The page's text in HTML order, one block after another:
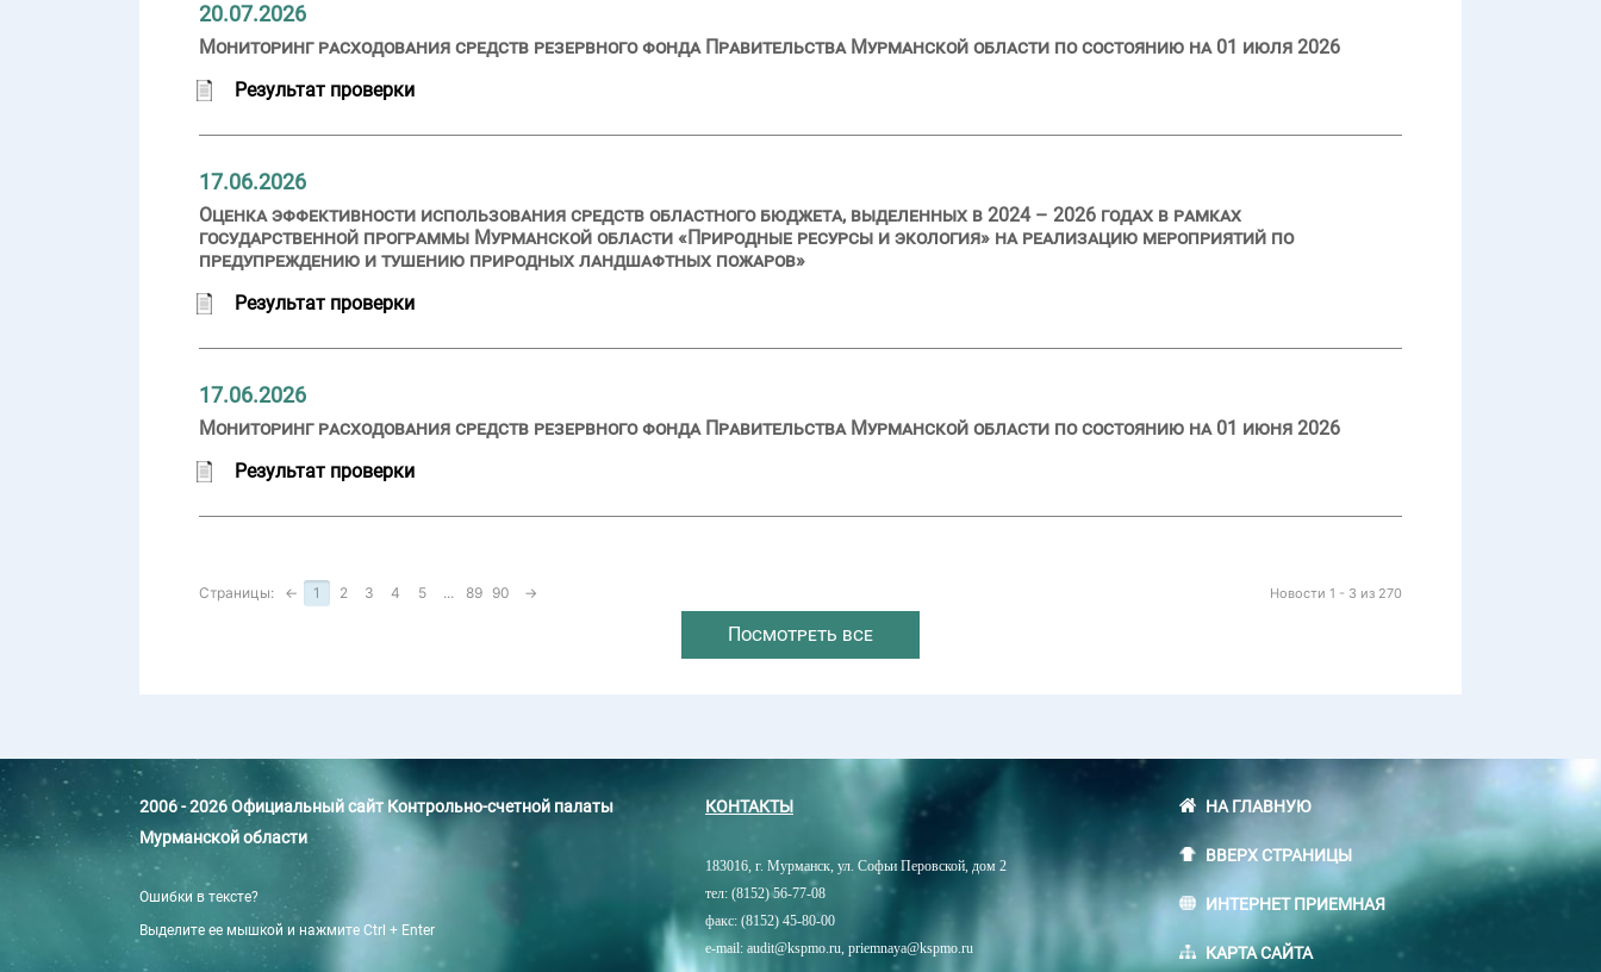
20.07.2026
Мониторинг расходования средств резервного фонда Правительства Мурманской области по состоянию на 01 июля 2026
Результат проверки
17.06.2026
Оценка эффективности использования средств областного бюджета, выделенных в 2024 – 2026 годах в рамках
государственной программы Мурманской области «Природные ресурсы и экология» на реализацию мероприятий по
предупреждению и тушению природных ландшафтных пожаров»
Результат проверки
17.06.2026
Мониторинг расходования средств резервного фонда Правительства Мурманской области по состоянию на 01 июня 2026
Результат проверки
Новости 1 - 3 из 270
Страницы: ← 1 2 3 4 5 ... 89 90 →
Посмотреть все
2006 - 2026 Официальный сайт Контрольно-счетной палаты
Мурманской области
Ошибки в тексте?
Выделите ее мышкой и нажмите Ctrl + Enter
КОНТАКТЫ
183016, г. Мурманск, ул. Софьи Перовской, дом 2
тел: (8152) 56-77-08
факс: (8152) 45-80-00
e-mail: audit@kspmo.ru, priemnaya@kspmo.ru
НА ГЛАВНУЮ
ВВЕРХ СТРАНИЦЫ
ИНТЕРНЕТ ПРИЕМНАЯ
КАРТА САЙТА